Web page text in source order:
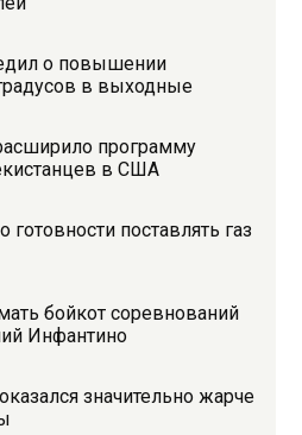
о повышении
в выходные
программу
в США
поставлять газ
бойкот соревнований
Инфантино
значительно жарче